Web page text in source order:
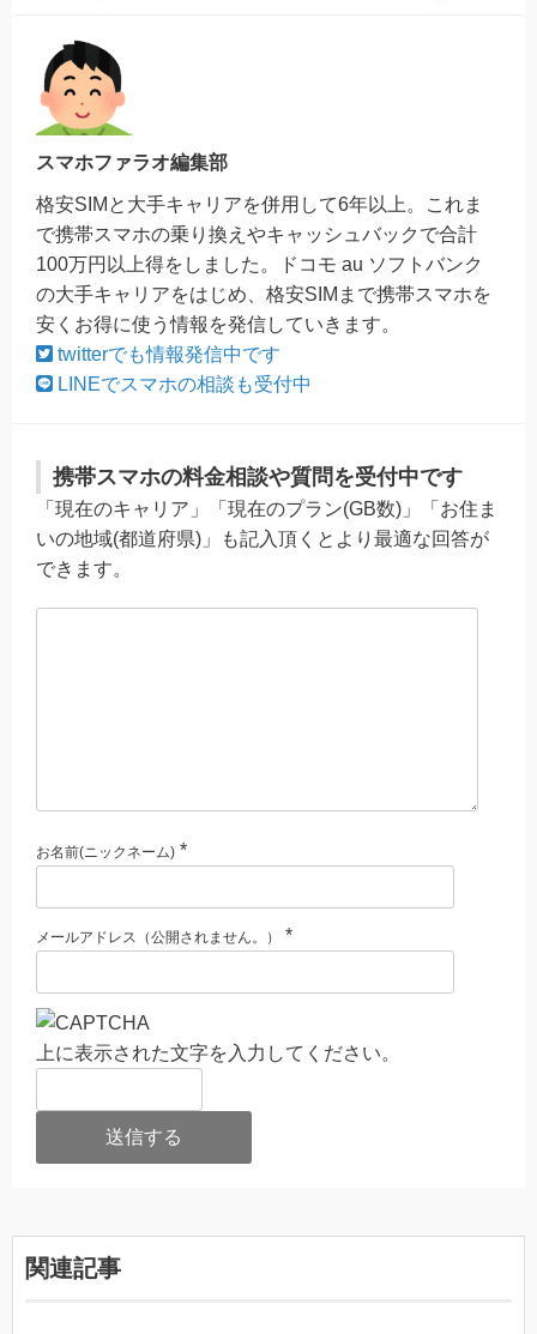
スマホファラオ編集部
格安SIMと大手キャリアを併用して6年以上。これま
で携帯スマホの乗り換えやキャッシュバックで合計
100万円以上得をしました。ドコモ au ソフトバンク
の大手キャリアをはじめ、格安SIMまで携帯スマホを
安くお得に使う情報を発信していきます。
twitterでも情報発信中です
LINEでスマホの相談も受付中
携帯スマホの料金相談や質問を受付中です
「現在のキャリア」「現在のプラン(GB数)」「お住ま
いの地域(都道府県)」も記入頂くとより最適な回答が
できます。
お名前(ニックネーム) *
メールアドレス（公開されません。） *
上に表示された文字を入力してください。
関連記事